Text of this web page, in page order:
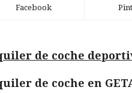
Facebook
de coche
de coche en